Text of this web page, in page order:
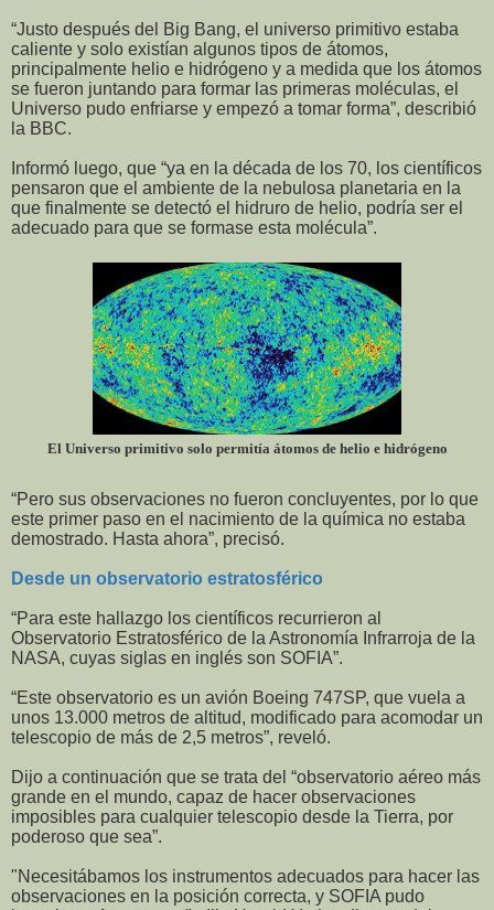
“Justo después del Big Bang, el universo primitivo estaba
caliente y solo existían algunos tipos de átomos,
principalmente helio e hidrógeno y a medida que los átomos
se fueron juntando para formar las primeras moléculas, el
Universo pudo enfriarse y empezó a tomar forma”, describió
la BBC.
Informó luego, que “ya en la década de los 70, los científicos
pensaron que el ambiente de la nebulosa planetaria en la
que finalmente se detectó el hidruro de helio, podría ser el
adecuado para que se formase esta molécula”.
El Universo primitivo solo permitía átomos de helio e hidrógeno
“Pero sus observaciones no fueron concluyentes, por lo que
este primer paso en el nacimiento de la química no estaba
demostrado. Hasta ahora”, precisó.
Desde un observatorio estratosférico
“Para este hallazgo los científicos recurrieron al
Observatorio Estratosférico de la Astronomía Infrarroja de la
NASA, cuyas siglas en inglés son SOFIA”.
“Este observatorio es un avión Boeing 747SP, que vuela a
unos 13.000 metros de altitud, modificado para acomodar un
telescopio de más de 2,5 metros”, reveló.
Dijo a continuación que se trata del “observatorio aéreo más
grande en el mundo, capaz de hacer observaciones
imposibles para cualquier telescopio desde la Tierra, por
poderoso que sea”.
"Necesitábamos los instrumentos adecuados para hacer las
observaciones en la posición correcta, y SOFIA pudo